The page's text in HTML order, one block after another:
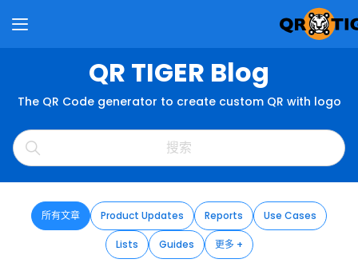
QR TIGER Blog
The QR Code generator to create custom QR with logo
所有文章 Product Updates Reports Use Cases
Lists Guides 更多 +